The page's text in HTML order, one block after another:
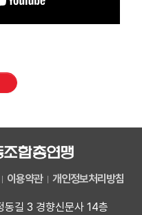
이용약관 개인정보처리방침
길 3 경향신문사 14층